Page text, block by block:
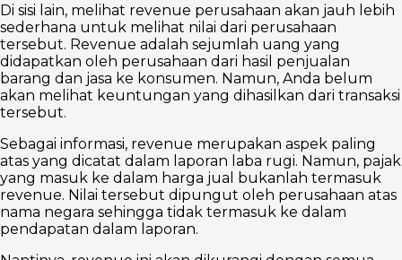
Di sisi lain, melihat revenue perusahaan akan jauh lebih
sederhana untuk melihat nilai dari perusahaan
tersebut. Revenue adalah sejumlah uang yang
didapatkan oleh perusahaan dari hasil penjualan
barang dan jasa ke konsumen. Namun, Anda belum
akan melihat keuntungan yang dihasilkan dari transaksi
tersebut.
Sebagai informasi, revenue merupakan aspek paling
atas yang dicatat dalam laporan laba rugi. Namun, pajak
yang masuk ke dalam harga jual bukanlah termasuk
revenue. Nilai tersebut dipungut oleh perusahaan atas
nama negara sehingga tidak termasuk ke dalam
pendapatan dalam laporan.